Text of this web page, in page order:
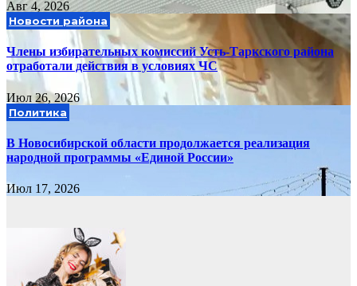
Авг 4, 2026
Новости района
Члены избирательных комиссий Усть-Таркского района
отработали действия в условиях ЧС
Июл 26, 2026
Политика
В Новосибирской области продолжается реализация
народной программы «Единой России»
Июл 17, 2026